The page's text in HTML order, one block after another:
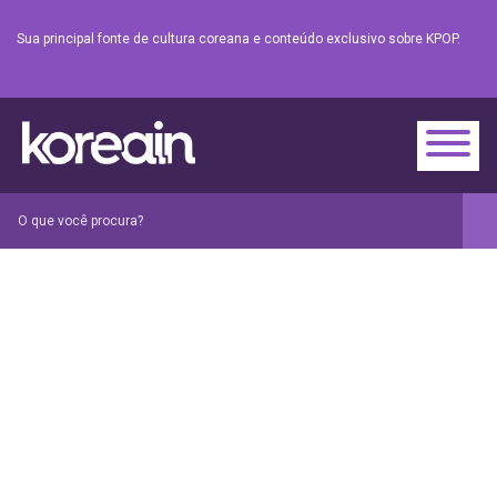
Sua principal fonte de cultura coreana e conteúdo exclusivo sobre KPOP.